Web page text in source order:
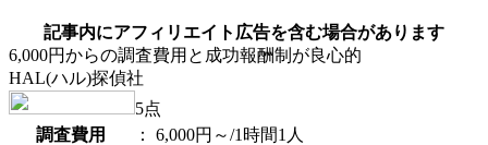
記事内にアフィリエイト広告を含む場合があります
6,000円からの調査費用と成功報酬制が良心的
HAL(ハル)探偵社
5点
調査費用
：
6,000円～/1時間1人